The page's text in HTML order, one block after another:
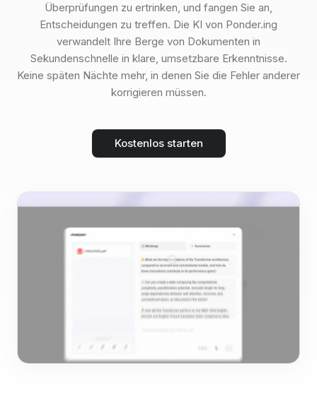
Überprüfungen zu ertrinken, und fangen Sie an,
Entscheidungen zu treffen. Die KI von Ponder.ing
verwandelt Ihre Berge von Dokumenten in
Sekundenschnelle in klare, umsetzbare Erkenntnisse.
Keine späten Nächte mehr, in denen Sie die Fehler anderer
korrigieren müssen.
Kostenlos starten